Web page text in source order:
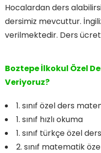
Hocalardan ders
dersimiz mevcuttur.
verilmektedir. Ders
Boztepe İlkokul Özel
Veriyoruz?
1. sınıf özel ders
1. sınıf hızlı okuma
1. sınıf türkçe özel ders
2. sınıf matematik